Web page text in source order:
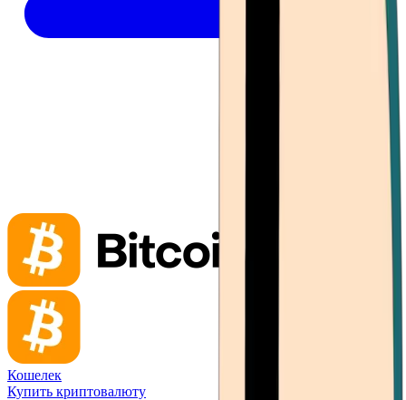
Кошелек
Купить криптовалюту